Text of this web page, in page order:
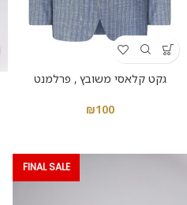
גקט קלאסי משובץ , פרלמנט
₪100
FINAL SALE